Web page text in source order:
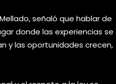
señaló que hablar de
donde las experiencias se
y las oportunidades crecen,